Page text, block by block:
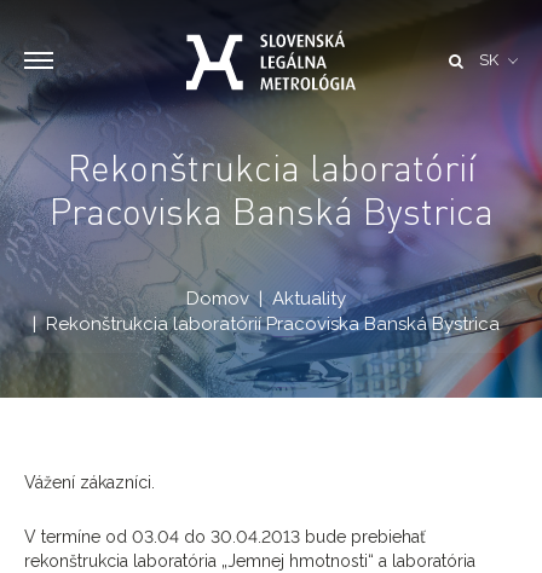
SK
Rekonštrukcia laboratórií
Pracoviska Banská Bystrica
Domov
Aktuality
Rekonštrukcia laboratórií Pracoviska Banská Bystrica
Vážení zákazníci.
V termíne od 03.04 do 30.04.2013 bude prebiehať
rekonštrukcia laboratória „Jemnej hmotnosti“ a laboratória